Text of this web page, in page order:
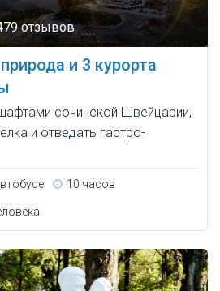
отзывов
и 3 курорта
сочинской Швейцарии,
и отведать гастро-
10 часов